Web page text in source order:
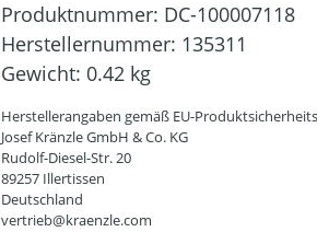
Produktnummer: DC-100007118
Herstellernummer: 135311
Gewicht: 0.42 kg
Herstellerangaben gemäß EU-
Josef Kränzle GmbH & Co. KG
Rudolf-Diesel-Str. 20
89257 Illertissen
Deutschland
vertrieb@kraenzle.com